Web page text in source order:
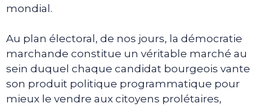
mondial.
Au plan électoral, de nos jours, la démocratie
marchande constitue un véritable marché au
sein duquel chaque candidat bourgeois vante
son produit politique programmatique pour
mieux le vendre aux citoyens prolétaires,